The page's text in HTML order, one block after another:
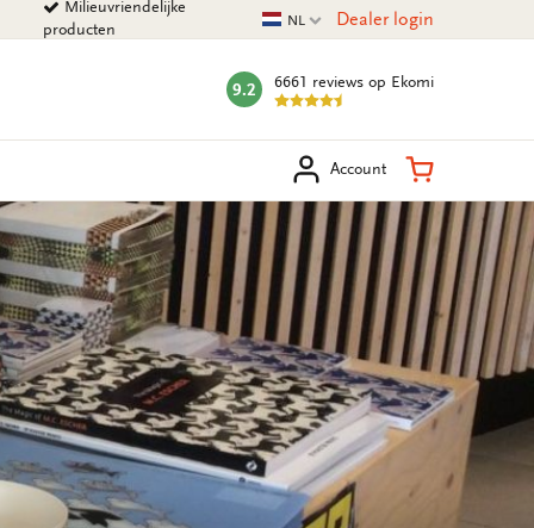
Milieuvriendelijke
producten
Huidige taal
NL Dealer login
mark:
9.2 6661 reviews op Ekomi
Account Winkelmand